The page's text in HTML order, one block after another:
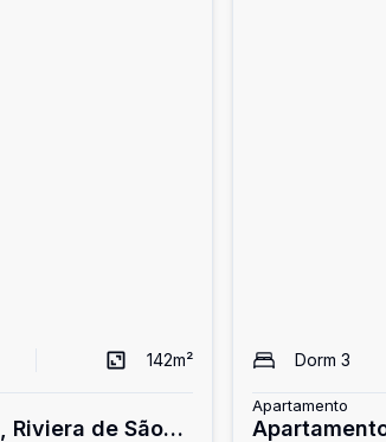
142m²
Riviera de São
Dorm 3
Apartamento